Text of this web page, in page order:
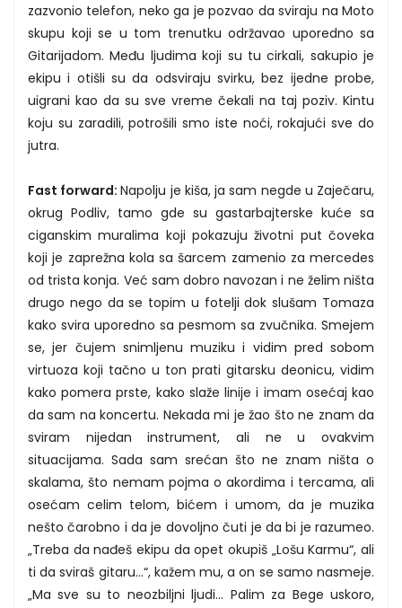
zazvonio telefon, neko ga je pozvao da sviraju na Moto
skupu koji se u tom trenutku održavao uporedno sa
Gitarijadom. Među ljudima koji su tu cirkali, sakupio je
ekipu i otišli su da odsviraju svirku, bez ijedne probe,
uigrani kao da su sve vreme čekali na taj poziv. Kintu
koju su zaradili, potrošili smo iste noći, rokajući sve do
jutra.
Fast forward:Napolju je kiša, ja sam negde u Zaječaru,
okrug Podliv, tamo gde su gastarbajterske kuće sa
ciganskim muralima koji pokazuju životni put čoveka
koji je zaprežna kola sa šarcem zamenio za mercedes
od trista konja. Već sam dobro navozan i ne želim ništa
drugo nego da se topim u fotelji dok slušam Tomaza
kako svira uporedno sa pesmom sa zvučnika. Smejem
se, jer čujem snimljenu muziku i vidim pred sobom
virtuoza koji tačno u ton prati gitarsku deonicu, vidim
kako pomera prste, kako slaže linije i imam osećaj kao
da sam na koncertu. Nekada mi je žao što ne znam da
sviram nijedan instrument, ali ne u ovakvim
situacijama. Sada sam srećan što ne znam ništa o
skalama, što nemam pojma o akordima i tercama, ali
osećam celim telom, bićem i umom, da je muzika
nešto čarobno i da je dovoljno čuti je da bi je razumeo.
„Treba da nađeš ekipu da opet okupiš „Lošu Karmu“, ali
ti da sviraš gitaru...“, kažem mu, a on se samo nasmeje.
„Ma sve su to neozbiljni ljudi... Palim za Bege uskoro,